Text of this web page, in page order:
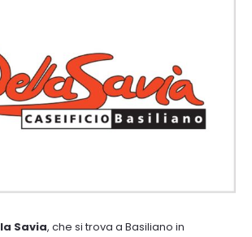
Savia, che si trova a Basiliano in